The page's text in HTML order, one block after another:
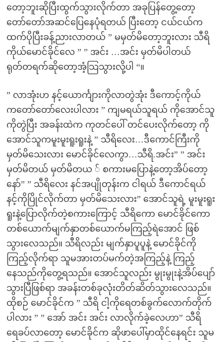
တော့ဘူးဆိုပြီးထွက်သွားလိုက်တာ အခုပြန်တွေ့တော့
တော်တော်အဆင်ပြေနေပုံရတယ် ပြီးတော့ ငယ်ငယ်က
ထက်ပိုပြီးခန့်ညားလာတယ် ” မမှတ်မိတော့ဘူးလား သီရိ
ကိုယ်မောင်ခိုင်လေ ” ” အင်း …အင်း မှတ်မိပါတယ်
ရုတ်တရက်ဆိုတော့အံ့သြသွားလို့ပါ “။
” လာအုံးဟ နင့်ယောင်္ကျားကိုလာတွဲအုံး ဒီကောင့်ကိုယ်
ကတော်တော်လေးပါလား ” ကျမရယ်သူရယ် ကိုအောင်သူ
ကိုတွဲပြီး အခန်းထဲက ကုတင်ပေါ် တင်ပေးလိုက်တော့ ကို
အောင်သူကမူးမူးရူးရူးနဲ့ ” သီရိလေး…ဒီကောင်ကြီးကို
မှတ်မိသေးလား မောင်ခိုင်လေကွာ…သီရိ.အင်း” ” အင်း
မှတ်မိတယ် မှတ်မိတယ ် စကားမပြောနဲ့တော့အိပ်တော့
နော်” ” သီရိလေး နင်အပျိုတုန်းက ငါရယ် ဒီကောင်ရယ်
နင့်ကိုပြိုင်လိုက်တာ မှတ်မိသေးလား” အောင်သူရဲ့ မူးမူးရူး
ရူးနဲ့ပြောလိုက်တဲ့စကားကြောင့် သီရိကော မောင်ခိုင်ကော
တစ်ယောက်မျက်နှာတစ်ယောက်မကြည့်ရဲအောင် ဖြစ်
သွားလေသည်။ သီရိလည်း မျက်နှာပူပူနဲ့ မောင်ခိုင်ကို
ကြည့်လိုက်ရာ သူမအားတပ်မက်တဲ့အကြည့်နဲ့ ကြည့်
နေသည်ကိုတွေ့ရသည်။ အောင်သူလည်း မွုးမွုးနဲ့အိပ်ပျော်
သွားပြီဖြစ်ရာ အခန်းတစ်ခုလုံးတိတ်ဆိတ်သွားလေသည်။
ထိုစဉ် မောင်ခိုင်က ” သီရိ ငါ့ကိုရေတစ်ခွက်လောက်တိုက်
ပါလား ” ” အော် အင်း အင်း လာလိုက်ခဲ့လေဟာ” သီရိ
ရေခပ်လာတော့ မောင်ခိုင်က ဆိုဖာပေါ်မှာထိုင်နေရင်း သူမ